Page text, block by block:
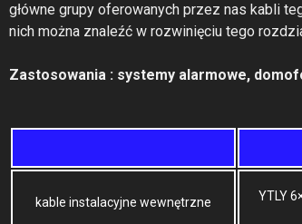
główne grupy oferowanych przez nas kabli
nich można znaleźć w rozwinięciu tego
Zastosowania : systemy alarmowe,
kable instalacyjne wewnętrzne
YTLY